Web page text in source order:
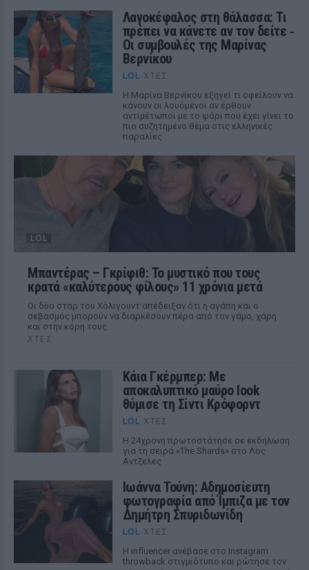
Λαγοκέφαλος στη θάλασσα: Τι
πρέπει να κάνετε αν τον δείτε ‑
Οι συμβουλές της Μαρίνας
Βερνίκου
LOL ΧΤΕΣ
Η Μαρίνα Βερνίκου εξηγεί τι οφείλουν να
κάνουν οι λουόμενοι αν έρθουν
αντιμέτωποι με το ψάρι που έχει γίνει το
πιο συζητημένο θέμα στις ελληνικές
παραλίες
LOL
Μπαντέρας – Γκρίφιθ: Το μυστικό που τους
κρατά «καλύτερους φίλους» 11 χρόνια μετά
Οι δύο σταρ του Χόλιγουντ απέδειξαν ότι η αγάπη και ο
σεβασμός μπορούν να διαρκέσουν πέρα από τον γάμο, χάρη
και στην κόρη τους.
ΧΤΕΣ
Κάια Γκέρμπερ: Με
αποκαλυπτικό μαύρο look
θύμισε τη Σίντι Κρόφορντ
LOL ΧΤΕΣ
Η 24χρονη πρωτοστάτησε σε εκδήλωση
για τη σειρά «The Shards» στο Λος
Αντζελες
Ιωάννα Τούνη: Αδημοσίευτη
φωτογραφία από Ίμπιζα με τον
Δημήτρη Σπυριδωνίδη
LOL ΧΤΕΣ
Η influencer ανέβασε στο Instagram
throwback στιγμιότυπο και ρώτησε τον